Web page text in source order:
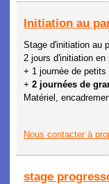
Initiation au
Stage d'initiation au
2 jours d'initiation en
+ 1 journée de petits
+ 2 journées de
Matériel,
Nous contacter à
stage